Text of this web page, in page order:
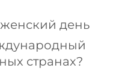
день
странах?